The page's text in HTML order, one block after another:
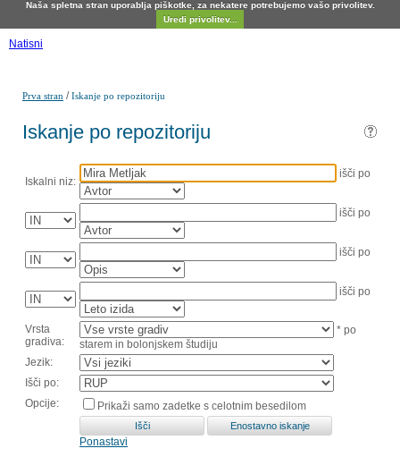
Naša spletna stran uporablja piškotke, za nekatere potrebujemo vašo privolitev.
Uredi privolitev...
Natisni
Prva stran /Iskanje po repozitoriju
Iskanje po repozitoriju
Iskalni niz:
išči po
išči po
išči po
išči po
Vrsta
gradiva:
* po
starem in bolonjskem študiju
Jezik:
Išči po:
Opcije:
Prikaži samo zadetke s celotnim besedilom
Ponastavi